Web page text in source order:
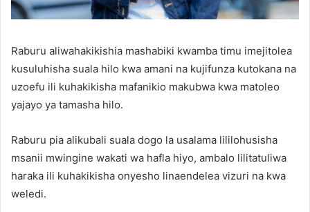
Raburu aliwahakikishia mashabiki kwamba timu imejitolea
kusuluhisha suala hilo kwa amani na kujifunza kutokana na
uzoefu ili kuhakikisha mafanikio makubwa kwa matoleo
yajayo ya tamasha hilo.
Raburu pia alikubali suala dogo la usalama lililohusisha
msanii mwingine wakati wa hafla hiyo, ambalo lilitatuliwa
haraka ili kuhakikisha onyesho linaendelea vizuri na kwa
weledi.